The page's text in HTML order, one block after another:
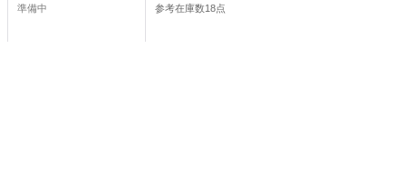
準備中 参考在庫数18点